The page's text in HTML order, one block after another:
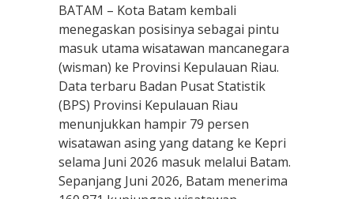
BATAM – Kota Batam kembali
menegaskan posisinya sebagai pintu
masuk utama wisatawan mancanegara
(wisman) ke Provinsi Kepulauan Riau.
Data terbaru Badan Pusat Statistik
(BPS) Provinsi Kepulauan Riau
menunjukkan hampir 79 persen
wisatawan asing yang datang ke Kepri
selama Juni 2026 masuk melalui Batam.
Sepanjang Juni 2026, Batam menerima